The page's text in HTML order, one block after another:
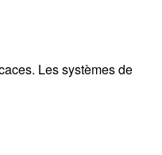
Les systèmes de